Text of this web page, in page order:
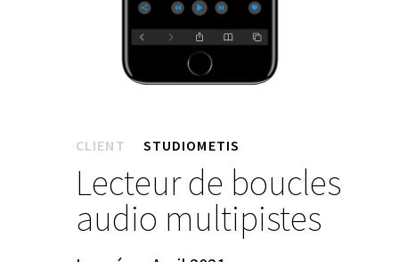
CLIENT STUDIOMETIS
Lecteur de boucles
audio multipistes